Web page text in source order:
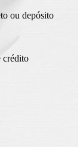
ou depósito
crédito